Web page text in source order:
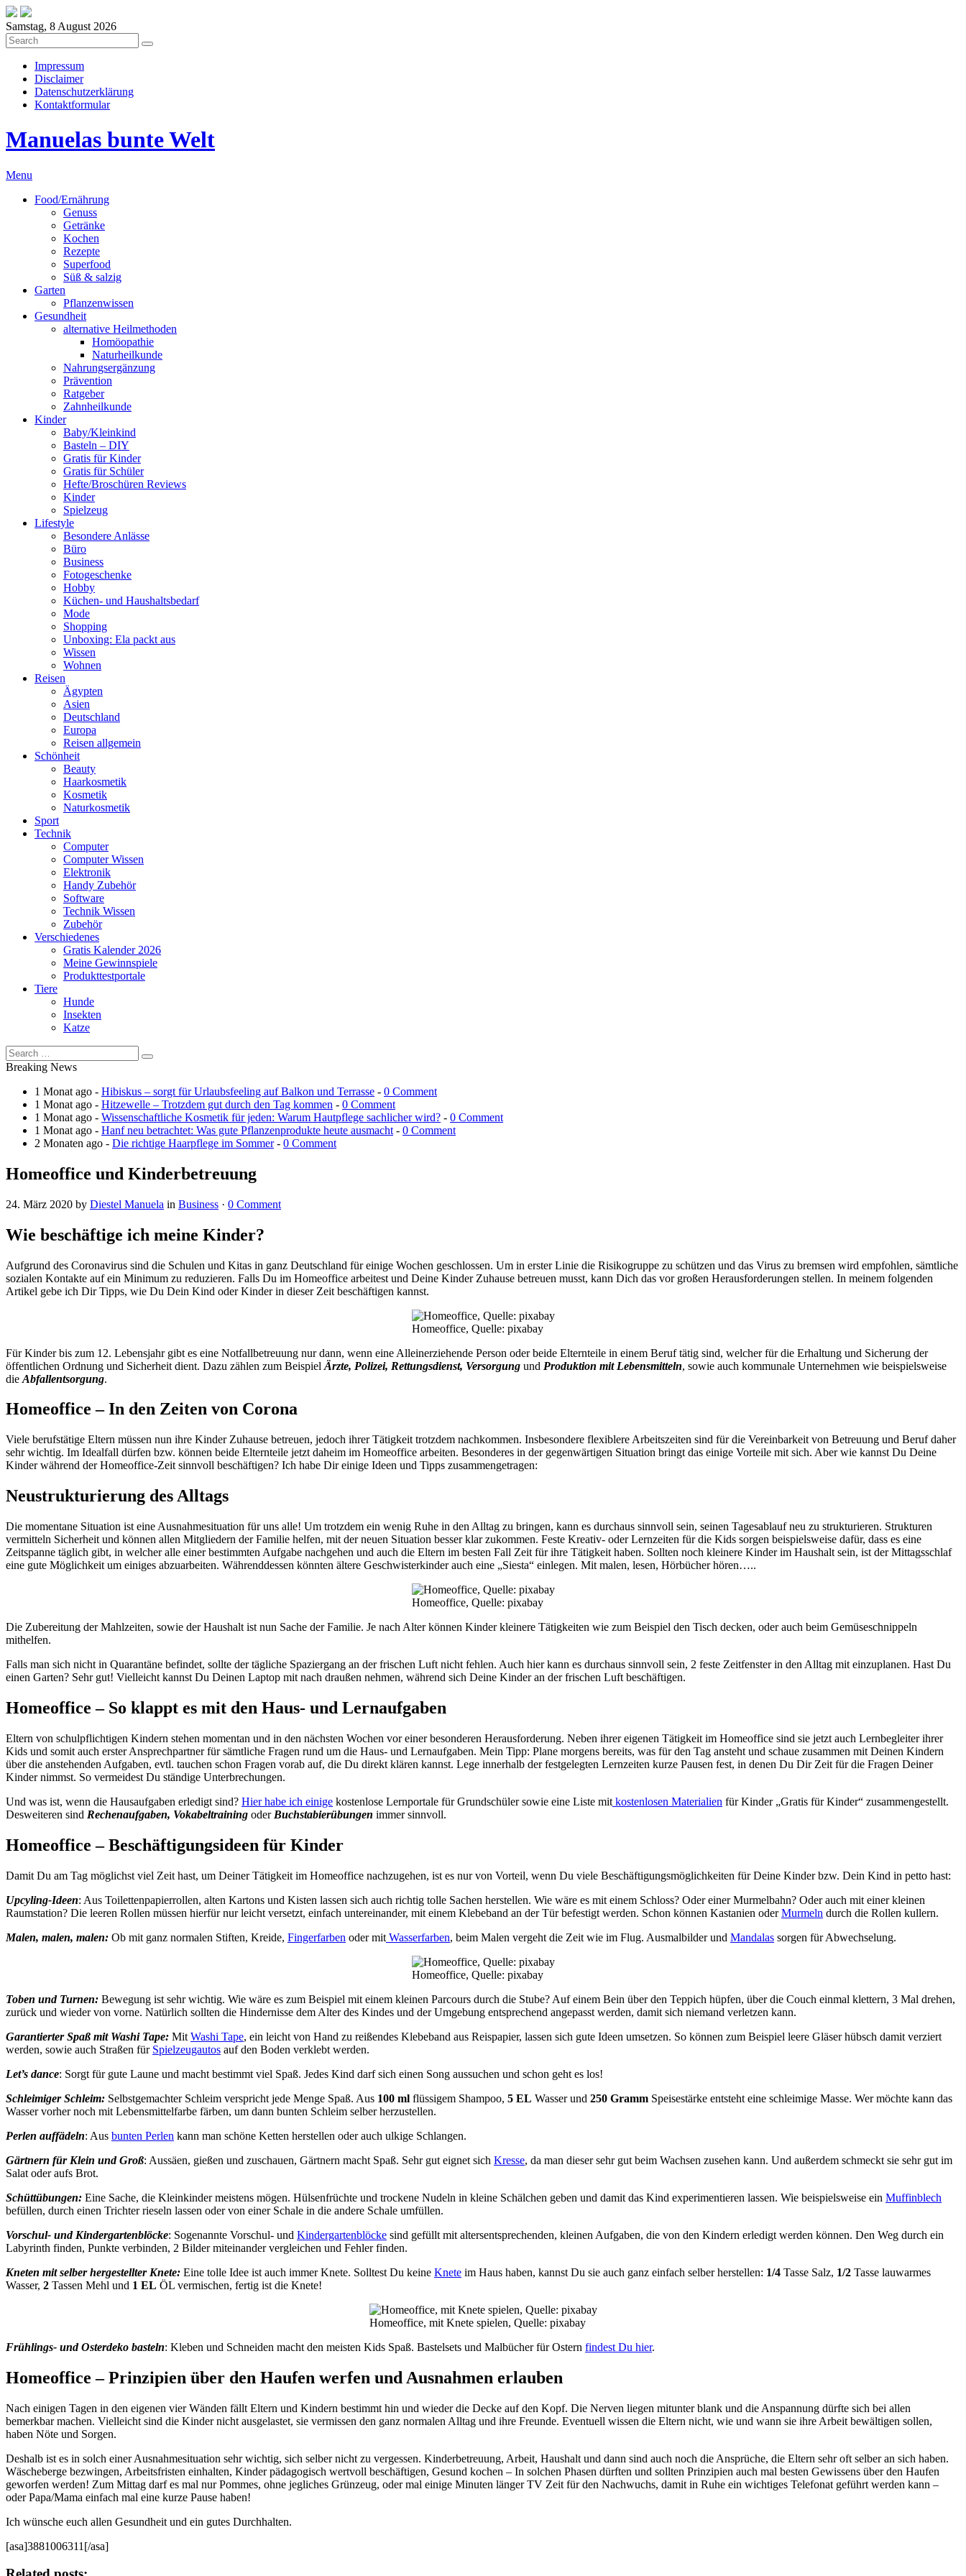
Samstag, 8 August 2026
Impressum
Disclaimer
Datenschutzerklärung
Kontaktformular
Manuelas bunte Welt
Menu
Food/Ernährung
Genuss
Getränke
Kochen
Rezepte
Superfood
Süß & salzig
Garten
Pflanzenwissen
Gesundheit
alternative Heilmethoden
Homöopathie
Naturheilkunde
Nahrungsergänzung
Prävention
Ratgeber
Zahnheilkunde
Kinder
Baby/Kleinkind
Basteln – DIY
Gratis für Kinder
Gratis für Schüler
Hefte/Broschüren Reviews
Kinder
Spielzeug
Lifestyle
Besondere Anlässe
Büro
Business
Fotogeschenke
Hobby
Küchen- und Haushaltsbedarf
Mode
Shopping
Unboxing: Ela packt aus
Wissen
Wohnen
Reisen
Ägypten
Asien
Deutschland
Europa
Reisen allgemein
Schönheit
Beauty
Haarkosmetik
Kosmetik
Naturkosmetik
Sport
Technik
Computer
Computer Wissen
Elektronik
Handy Zubehör
Software
Technik Wissen
Zubehör
Verschiedenes
Gratis Kalender 2026
Meine Gewinnspiele
Produkttestportale
Tiere
Hunde
Insekten
Katze
Breaking News
1 Monat ago - Hibiskus – sorgt für Urlaubsfeeling auf Balkon und Terrasse - 0 Comment
1 Monat ago - Hitzewelle – Trotzdem gut durch den Tag kommen - 0 Comment
1 Monat ago - Wissenschaftliche Kosmetik für jeden: Warum Hautpflege sachlicher wird? - 0 Comment
1 Monat ago - Hanf neu betrachtet: Was gute Pflanzenprodukte heute ausmacht - 0 Comment
2 Monaten ago - Die richtige Haarpflege im Sommer- 0 Comment
Homeoffice und Kinderbetreuung
24. März 2020 by Diestel Manuela in Business · 0 Comment
Wie beschäftige ich meine Kinder?
Aufgrund des Coronavirus sind die Schulen und Kitas in ganz Deutschland für einige Wochen geschlossen. Um in erster Linie die Risikogruppe zu schützen und das Virus zu bremsen wird empfohlen, sämtliche
sozialen Kontakte auf ein Minimum zu reduzieren. Falls Du im Homeoffice arbeitest und Deine Kinder Zuhause betreuen musst, kann Dich das vor großen Herausforderungen stellen. In meinem folgenden
Artikel gebe ich Dir Tipps, wie Du Dein Kind oder Kinder in dieser Zeit beschäftigen kannst.
Homeoffice, Quelle: pixabay
Für Kinder bis zum 12. Lebensjahr gibt es eine Notfallbetreuung nur dann, wenn eine Alleinerziehende Person oder beide Elternteile in einem Beruf tätig sind, welcher für die Erhaltung und Sicherung der
öffentlichen Ordnung und Sicherheit dient. Dazu zählen zum Beispiel Ärzte, Polizei, Rettungsdienst, Versorgung und Produktion mit Lebensmitteln, sowie auch kommunale Unternehmen wie beispielsweise
die Abfallentsorgung.
Homeoffice – In den Zeiten von Corona
Viele berufstätige Eltern müssen nun ihre Kinder Zuhause betreuen, jedoch ihrer Tätigkeit trotzdem nachkommen. Insbesondere flexiblere Arbeitszeiten sind für die Vereinbarkeit von Betreuung und Beruf daher
sehr wichtig. Im Idealfall dürfen bzw. können beide Elternteile jetzt daheim im Homeoffice arbeiten. Besonderes in der gegenwärtigen Situation bringt das einige Vorteile mit sich. Aber wie kannst Du Deine
Kinder während der Homeoffice-Zeit sinnvoll beschäftigen? Ich habe Dir einige Ideen und Tipps zusammengetragen:
Neustrukturierung des Alltags
Die momentane Situation ist eine Ausnahmesituation für uns alle! Um trotzdem ein wenig Ruhe in den Alltag zu bringen, kann es durchaus sinnvoll sein, seinen Tagesablauf neu zu strukturieren. Strukturen
vermitteln Sicherheit und können allen Mitgliedern der Familie helfen, mit der neuen Situation besser klar zukommen. Feste Kreativ- oder Lernzeiten für die Kids sorgen beispielsweise dafür, dass es eine
Zeitspanne täglich gibt, in welcher alle einer bestimmten Aufgabe nachgehen und auch die Eltern im besten Fall Zeit für ihre Tätigkeit haben. Sollten noch kleinere Kinder im Haushalt sein, ist der Mittagsschlaf
eine gute Möglichkeit um einiges abzuarbeiten. Währenddessen könnten ältere Geschwisterkinder auch eine „Siesta“ einlegen. Mit malen, lesen, Hörbücher hören…..
Homeoffice, Quelle: pixabay
Die Zubereitung der Mahlzeiten, sowie der Haushalt ist nun Sache der Familie. Je nach Alter können Kinder kleinere Tätigkeiten wie zum Beispiel den Tisch decken, oder auch beim Gemüseschnippeln
mithelfen.
Falls man sich nicht in Quarantäne befindet, sollte der tägliche Spaziergang an der frischen Luft nicht fehlen. Auch hier kann es durchaus sinnvoll sein, 2 feste Zeitfenster in den Alltag mit einzuplanen. Hast Du
einen Garten? Sehr gut! Vielleicht kannst Du Deinen Laptop mit nach draußen nehmen, während sich Deine Kinder an der frischen Luft beschäftigen.
Homeoffice – So klappt es mit den Haus- und Lernaufgaben
Eltern von schulpflichtigen Kindern stehen momentan und in den nächsten Wochen vor einer besonderen Herausforderung. Neben ihrer eigenen Tätigkeit im Homeoffice sind sie jetzt auch Lernbegleiter ihrer
Kids und somit auch erster Ansprechpartner für sämtliche Fragen rund um die Haus- und Lernaufgaben. Mein Tipp: Plane morgens bereits, was für den Tag ansteht und schaue zusammen mit Deinen Kindern
über die anstehenden Aufgaben, evtl. tauchen schon Fragen vorab auf, die Du direkt klären kannst. Lege innerhalb der festgelegten Lernzeiten kurze Pausen fest, in denen Du Dir Zeit für die Fragen Deiner
Kinder nimmst. So vermeidest Du ständige Unterbrechungen.
Und was ist, wenn die Hausaufgaben erledigt sind? Hier habe ich einige kostenlose Lernportale für Grundschüler sowie eine Liste mit kostenlosen Materialien für Kinder „Gratis für Kinder“ zusammengestellt.
Desweiteren sind Rechenaufgaben, Vokabeltraining oderBuchstabierübungen immer sinnvoll.
Homeoffice – Beschäftigungsideen für Kinder
Damit Du am Tag möglichst viel Zeit hast, um Deiner Tätigkeit im Homeoffice nachzugehen, ist es nur von Vorteil, wenn Du viele Beschäftigungsmöglichkeiten für Deine Kinder bzw. Dein Kind in petto hast:
Upcyling-Ideen: Aus Toilettenpapierrollen, alten Kartons und Kisten lassen sich auch richtig tolle Sachen herstellen. Wie wäre es mit einem Schloss? Oder einer Murmelbahn? Oder auch mit einer kleinen
Raumstation? Die leeren Rollen müssen hierfür nur leicht versetzt, einfach untereinander, mit einem Klebeband an der Tür befestigt werden. Schon können Kastanien oderMurmeln durch die Rollen kullern.
Malen, malen, malen: Ob mit ganz normalen Stiften, Kreide, Fingerfarben oder mit Wasserfarben, beim Malen vergeht die Zeit wie im Flug. Ausmalbilder und Mandalas sorgen für Abwechselung.
Homeoffice, Quelle: pixabay
Toben und Turnen: Bewegung ist sehr wichtig. Wie wäre es zum Beispiel mit einem kleinen Parcours durch die Stube? Auf einem Bein über den Teppich hüpfen, über die Couch einmal klettern, 3 Mal drehen,
zurück und wieder von vorne. Natürlich sollten die Hindernisse dem Alter des Kindes und der Umgebung entsprechend angepasst werden, damit sich niemand verletzen kann.
Garantierter Spaß mit Washi Tape: Mit Washi Tape, ein leicht von Hand zu reißendes Klebeband aus Reispapier, lassen sich gute Ideen umsetzen. So können zum Beispiel leere Gläser hübsch damit verziert
werden, sowie auch Straßen für Spielzeugautos auf den Boden verklebt werden.
Let’s dance: Sorgt für gute Laune und macht bestimmt viel Spaß. Jedes Kind darf sich einen Song aussuchen und schon geht es los!
Schleimiger Schleim: Selbstgemachter Schleim verspricht jede Menge Spaß. Aus 100 ml flüssigem Shampoo, 5 EL Wasser und 250 Gramm Speisestärke entsteht eine schleimige Masse. Wer möchte kann das
Wasser vorher noch mit Lebensmittelfarbe färben, um dann bunten Schleim selber herzustellen.
Perlen auffädeln: Aus bunten Perlen kann man schöne Ketten herstellen oder auch ulkige Schlangen.
Gärtnern für Klein und Groß: Aussäen, gießen und zuschauen, Gärtnern macht Spaß. Sehr gut eignet sich Kresse, da man dieser sehr gut beim Wachsen zusehen kann. Und außerdem schmeckt sie sehr gut im
Salat oder aufs Brot.
Schüttübungen: Eine Sache, die Kleinkinder meistens mögen. Hülsenfrüchte und trockene Nudeln in kleine Schälchen geben und damit das Kind experimentieren lassen. Wie beispielsweise ein Muffinblech
befüllen, durch einen Trichter rieseln lassen oder von einer Schale in die andere Schale umfüllen.
Vorschul- und Kindergartenblöcke: Sogenannte Vorschul- und Kindergartenblöcke sind gefüllt mit altersentsprechenden, kleinen Aufgaben, die von den Kindern erledigt werden können. Den Weg durch ein
Labyrinth finden, Punkte verbinden, 2 Bilder miteinander vergleichen und Fehler finden.
Kneten mit selber hergestellter Knete: Eine tolle Idee ist auch immer Knete. Solltest Du keine Knete im Haus haben, kannst Du sie auch ganz einfach selber herstellen: 1/4 Tasse Salz, 1/2 Tasse lauwarmes
Wasser, 2 Tassen Mehl und 1 EL ÖL vermischen, fertig ist die Knete!
Homeoffice, mit Knete spielen, Quelle: pixabay
Frühlings- und Osterdeko basteln: Kleben und Schneiden macht den meisten Kids Spaß. Bastelsets und Malbücher für Ostern findest Du hier.
Homeoffice – Prinzipien über den Haufen werfen und Ausnahmen erlauben
Nach einigen Tagen in den eigenen vier Wänden fällt Eltern und Kindern bestimmt hin und wieder die Decke auf den Kopf. Die Nerven liegen mitunter blank und die Anspannung dürfte sich bei allen
bemerkbar machen. Vielleicht sind die Kinder nicht ausgelastet, sie vermissen den ganz normalen Alltag und ihre Freunde. Eventuell wissen die Eltern nicht, wie und wann sie ihre Arbeit bewältigen sollen,
haben Nöte und Sorgen.
Deshalb ist es in solch einer Ausnahmesituation sehr wichtig, sich selber nicht zu vergessen. Kinderbetreuung, Arbeit, Haushalt und dann sind auch noch die Ansprüche, die Eltern sehr oft selber an sich haben.
Wäscheberge bezwingen, Arbeitsfristen einhalten, Kinder pädagogisch wertvoll beschäftigen, Gesund kochen – In solchen Phasen dürften und sollten Prinzipien auch mal besten Gewissens über den Haufen
geworfen werden! Zum Mittag darf es mal nur Pommes, ohne jegliches Grünzeug, oder mal einige Minuten länger TV Zeit für den Nachwuchs, damit in Ruhe ein wichtiges Telefonat geführt werden kann –
oder Papa/Mama einfach mal eine kurze Pause haben!
Ich wünsche euch allen Gesundheit und ein gutes Durchhalten.
[asa]3881006311[/asa]